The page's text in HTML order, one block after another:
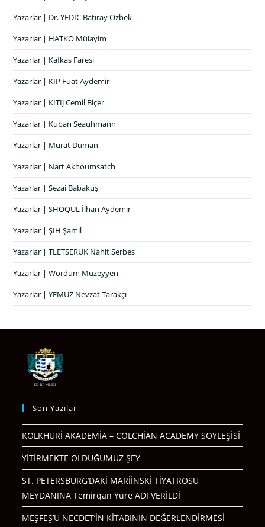
Yazarlar | Dr. YEDİC Batıray Özbek
Yazarlar | HATKO Mülayim
Yazarlar | Kafkas Faresi
Yazarlar | KIP Fuat Aydemir
Yazarlar | KITIJ Cemil Biçer
Yazarlar | Kuban Seauhmann
Yazarlar | Murat Duman
Yazarlar | Nart Akhoumsatch
Yazarlar | Sezai Babakuş
Yazarlar | SHOQUL İlhan Aydemir
Yazarlar | ŞIH Şamil
Yazarlar | TLETSERUK Nahit Serbes
Yazarlar | Wordum Müzeyyen
Yazarlar | YEMUZ Nevzat Tarakçı
Son Yazılar
KOLKHURİ AKADEMİA – COLCHİAN ACADEMY SÖYLEŞİSİ
YİTİRMEKTE OLDUĞUMUZ ŞEY
ST. PETERSBURG’DAKİ MARİİNSKİ TİYATROSU
MEYDANINA Temirqan Yure ADI VERİLDİ
MEŞFEŞ’U NECDET’İN KİTABININ DEĞERLENDİRMESİ